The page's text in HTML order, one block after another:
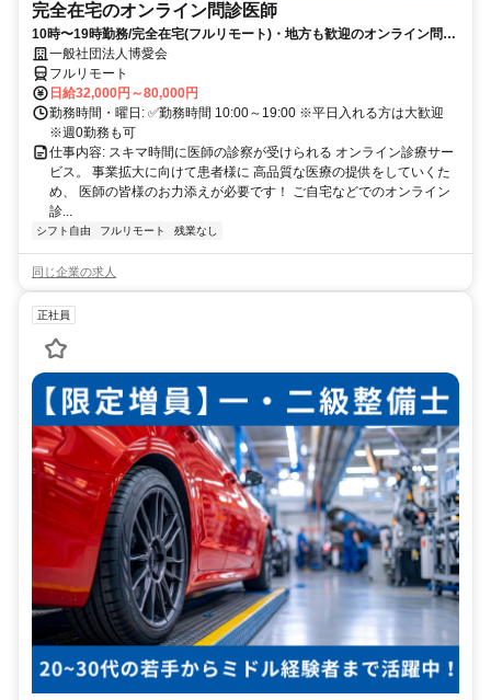
完全在宅のオンライン問診医師
10時〜19時勤務/完全在宅(フルリモート)・地方も歓迎のオンライン問診
業務一般社団法人博愛会
フルリモート
日給32,000円～80,000円
勤務時間・曜日: ✅勤務時間 10:00～19:00 ※平日入れる方は大歓迎
※週0勤務も可
仕事内容: スキマ時間に医師の診察が受けられる オンライン診療サー
ビス。 事業拡大に向けて患者様に 高品質な医療の提供をしていくた
め、 医師の皆様のお力添えが必要です！ ご自宅などでのオンライン
診...
シフト自由 フルリモート 残業なし
同じ企業の求人
正社員